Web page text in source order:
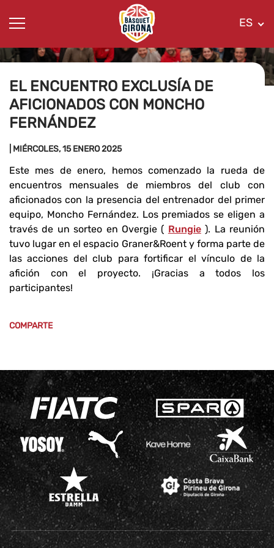
ES
EL ENCUENTRO EXCLUSÍA DE
AFICIONADOS CON MONCHO
FERNÁNDEZ
| MIÉRCOLES, 15 ENERO 2025
Este mes de enero, hemos comenzado la rueda de
encuentros mensuales de miembros del club con
aficionados con la presencia del entrenador del primer
equipo, Moncho Fernández. Los premiados se eligen a
través de un sorteo en Overgie ( Rungie). La reunión
tuvo lugar en el espacio Graner&Roent y forma parte de
las acciones del club para fortificar el vínculo de la
afición con el proyecto. ¡Gracias a todos los
participantes!
COMPARTE